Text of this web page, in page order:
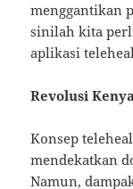
menggantikan
sinilah kita
aplikasi
Revolusi
Konsep
mendekatkan
Namun,